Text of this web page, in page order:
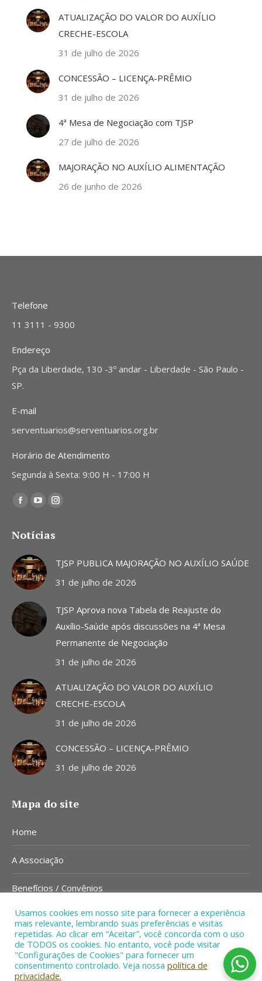
ATUALIZAÇÃO DO VALOR DO AUXÍLIO
CRECHE-ESCOLA
31 de julho de 2026
CONCESSÃO – LICENÇA-PRÊMIO
31 de julho de 2026
4ª Mesa de Negociação com TJSP
27 de julho de 2026
MAJORAÇÃO NO AUXÍLIO ALIMENTAÇÃO
26 de junho de 2026
Telefone
11 3111 - 9300
Endereço
Pça da Liberdade, 130 -3º andar - Liberdade - São Paulo -
SP.
E-mail
serventuarios@serventuarios.org.br
Horário de Atendimento
Segunda à Sexta: 9:00 H - 17:00 H
Encontre-nos em:
Facebook
opens
in
new
window
YouTube
opens
new
window
Instagram
opens
new
window
Notícias
TJSP PUBLICA MAJORAÇÃO NO AUXÍLIO SAÚDE
31 de julho de 2026
TJSP Aprova nova Tabela de Reajuste do
Auxílio-Saúde após discussões na 4ª Mesa
Permanente de Negociação
31 de julho de 2026
ATUALIZAÇÃO DO VALOR DO AUXÍLIO
CRECHE-ESCOLA
31 de julho de 2026
CONCESSÃO – LICENÇA-PRÊMIO
31 de julho de 2026
Mapa do site
Home
A Associação
Benefícios / Convênios
Notícias
Contato
Usamos cookies em nosso site para fornecer a experiência
mais relevante, lembrando suas preferências e visitas
repetidas. Ao clicar em “Aceitar”, você concorda com o uso
de TODOS os cookies. No entanto, você pode visitar
"Configurações de Cookies" para fornecer um
consentimento controlado. Veja nossa política de
privacidade.